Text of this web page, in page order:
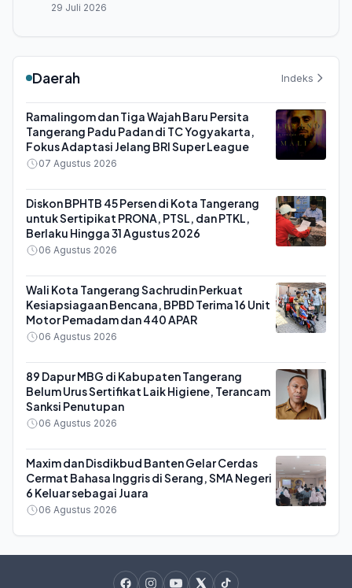
29 Juli 2026
Daerah Indeks
Ramalingom dan Tiga Wajah Baru Persita
Tangerang Padu Padan di TC Yogyakarta,
Fokus Adaptasi Jelang BRI Super League
07 Agustus 2026
Diskon BPHTB 45 Persen di Kota Tangerang
untuk Sertipikat PRONA, PTSL, dan PTKL,
Berlaku Hingga 31 Agustus 2026
06 Agustus 2026
Wali Kota Tangerang Sachrudin Perkuat
Kesiapsiagaan Bencana, BPBD Terima 16 Unit
Motor Pemadam dan 440 APAR
06 Agustus 2026
89 Dapur MBG di Kabupaten Tangerang
Belum Urus Sertifikat Laik Higiene, Terancam
Sanksi Penutupan
06 Agustus 2026
Maxim dan Disdikbud Banten Gelar Cerdas
Cermat Bahasa Inggris di Serang, SMA Negeri
6 Keluar sebagai Juara
06 Agustus 2026